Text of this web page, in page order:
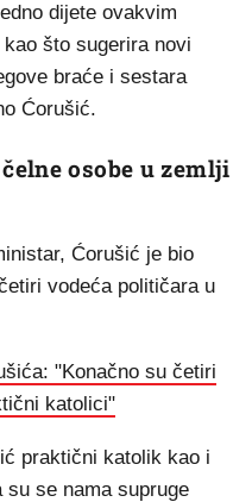
dijete ovakvim
što sugerira novi
braće i sestara
Ćorušić.
osobe u zemlji
Ćorušić je bio
vodeća političara u
"Konačno su četiri
katolici"
praktični katolik kao i
su se nama supruge